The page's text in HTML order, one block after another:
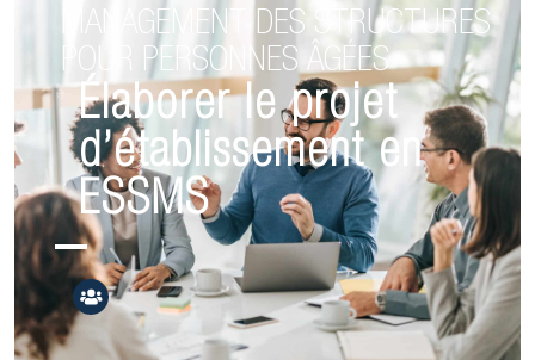
MANAGEMENT DES STRUCTURES
POUR PERSONNES ÂGÉES
Élaborer le projet
d’établissement en
ESSMS